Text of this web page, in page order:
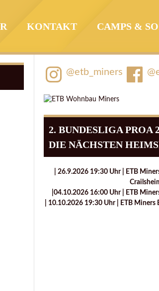
KONTAKT CAMPS &
@etb_miners
2. BUNDESLIGA PROA
DIE NÄCHSTEN
| 26.9.2026 19:30 Uhr | ETB
|04.10.2026 16:00 Uhr | ETB
| 10.10.2026 19:30 Uhr | ETB Miners